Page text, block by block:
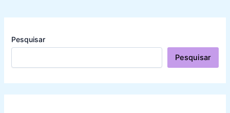
Pesquisar
Pesquisar